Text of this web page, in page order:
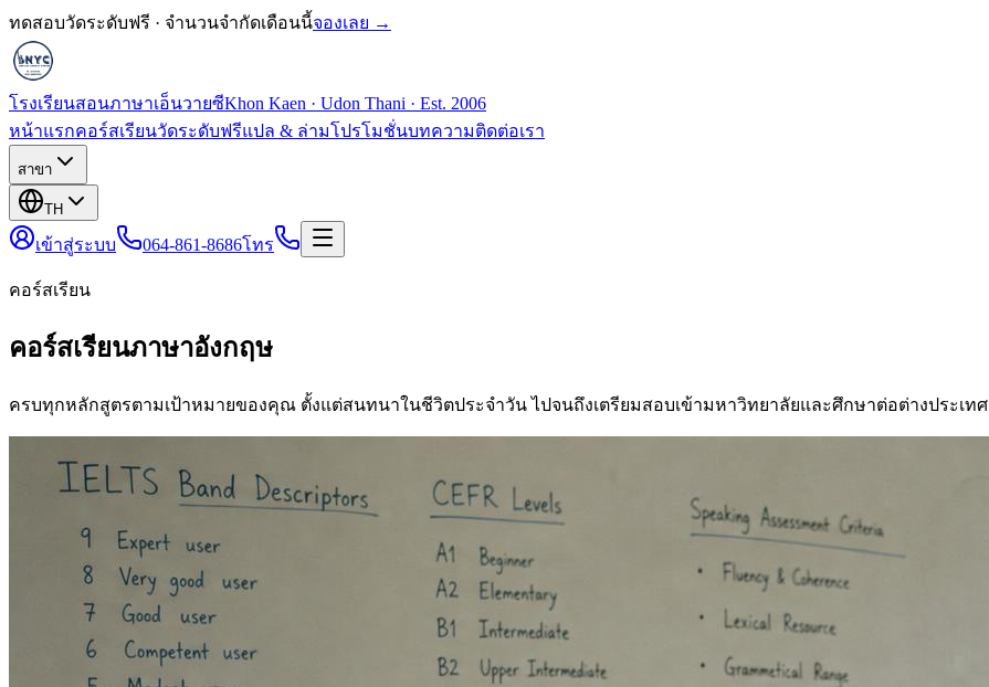
ทดสอบวัดระดับฟรี · จำนวนจำกัดเดือนนี้จองเลย →
โรงเรียนสอนภาษาเอ็นวายซีKhon Kaen · Udon Thani · Est. 2006
หน้าแรกคอร์สเรียนวัดระดับฟรีแปล & ล่ามโปรโมชั่นบทความติดต่อเรา
สาขา
TH
เข้าสู่ระบบ 064-861-8686โทร
คอร์สเรียน
คอร์สเรียนภาษาอังกฤษ
ครบทุกหลักสูตรตามเป้าหมายของคุณ ตั้งแต่สนทนาในชีวิตประจำวัน ไปจนถึงเตรียมสอบเข้ามหาวิทยาลัยและศึกษาต่อต่างประเทศ